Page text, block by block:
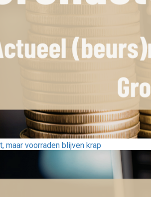
maar voorraden blijven krap